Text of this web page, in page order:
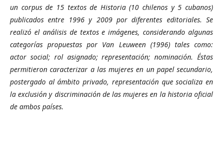
un corpus de 15 textos de Historia (10 chilenos y 5 cubanos)
publicados entre 1996 y 2009 por diferentes editoriales. Se
realizó el análisis de textos e imágenes, considerando algunas
categorías propuestas por Van Leuween (1996) tales como:
actor social; rol asignado; representación; nominación. Éstas
permitieron caracterizar a las mujeres en un papel secundario,
postergado al ámbito privado, representación que socializa en
la exclusión y discriminación de las mujeres en la historia oficial
de ambos países.